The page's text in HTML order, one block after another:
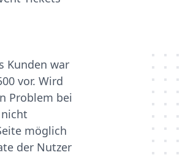
Kunden war
vor. Wird
Problem bei
möglich
der Nutzer